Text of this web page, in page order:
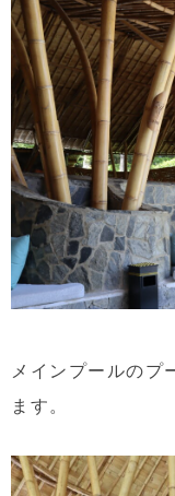
メインプールのプ
ます。